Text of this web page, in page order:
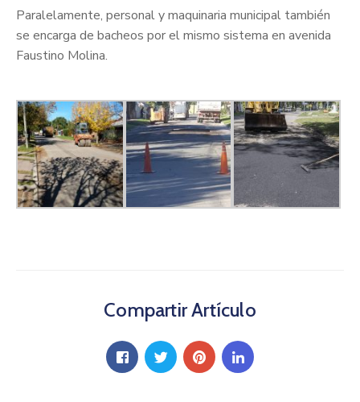
Paralelamente, personal y maquinaria municipal también
se encarga de bacheos por el mismo sistema en avenida
Faustino Molina.
Compartir Artículo